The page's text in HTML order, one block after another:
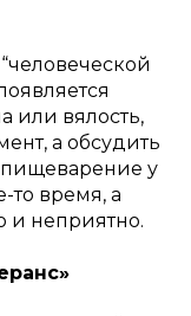
или вялость,
а обсудить
пищеварение у
то время, а
и неприятно.